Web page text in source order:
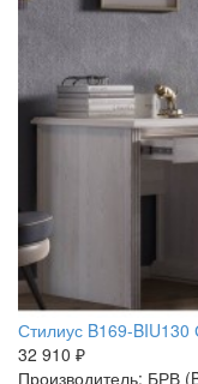
Стилиус B169-
32 910 ₽
Производитель: БРВ